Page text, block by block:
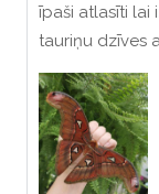
īpaši atlasīti lai
tauriņu dzīves